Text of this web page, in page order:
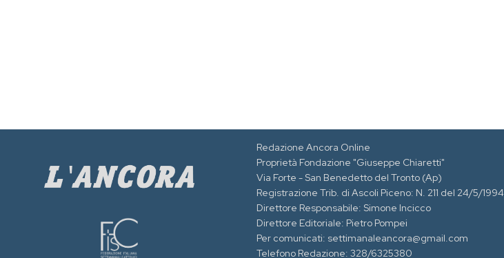
Redazione Ancora Online
Proprietà Fondazione "Giuseppe Chiaretti"
Via Forte - San Benedetto del Tronto (Ap)
Registrazione Trib. di Ascoli Piceno: N. 211 del 24/5/1994
Direttore Responsabile: Simone Incicco
Direttore Editoriale: Pietro Pompei
Per comunicati: settimanaleancora@gmail.com
Telefono Redazione: 328/6325380